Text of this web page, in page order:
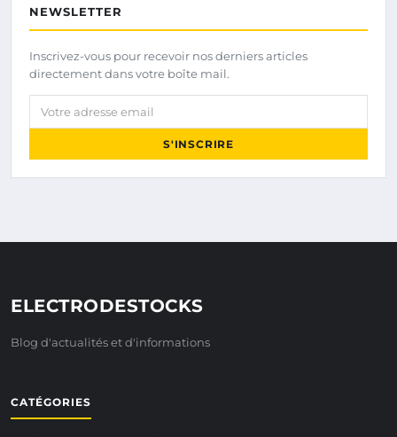
NEWSLETTER
Inscrivez-vous pour recevoir nos derniers articles
directement dans votre boîte mail.
Votre adresse email
S'INSCRIRE
ELECTRODESTOCKS
Blog d'actualités et d'informations
CATÉGORIES